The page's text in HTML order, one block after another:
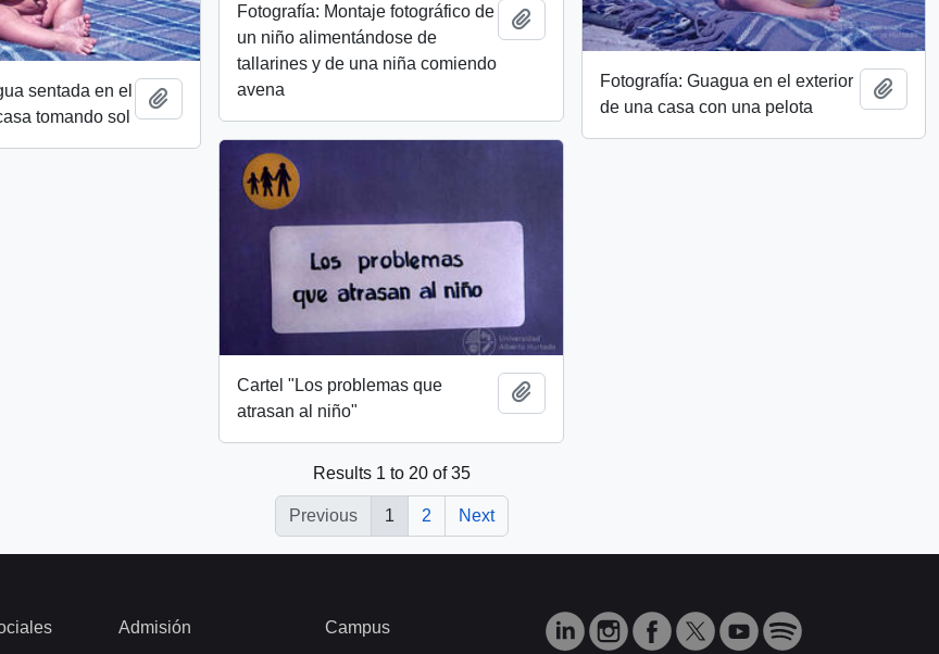
Fotografía: Montaje fotográfico de
un niño alimentándose de
tallarines y de una niña comiendo
avena
Add to clipboard
Fotografía: Guagua en el exterior
de una casa con una pelota
Add
sentada en el
tomando sol
Add to clipboard
Cartel "Los problemas que
atrasan al niño"
Add to clipboard
Results 1 to 20 of 35
Previous 1 2 Next
Admisión Campus